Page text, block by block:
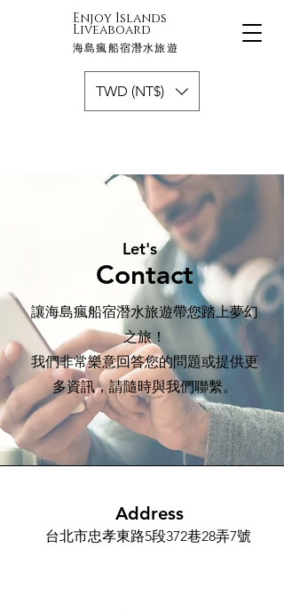
Enjoy Islands
Liveaboard
海島瘋船宿潛水旅遊
TWD (NT$)
Let's
Contact
讓海島瘋船宿潛水旅遊帶您踏上夢幻
之旅！
我們非常樂意回答您的問題或提供更
多資訊，請隨時與我們聯繫。
Address
台北市忠孝東路5段372巷28弄7號